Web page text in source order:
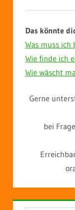
Das könnte
Was muss ich
Wie finde ich
Wie wäscht
Gerne
bei